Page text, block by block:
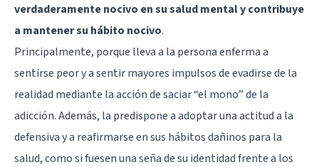
verdaderamente nocivo en su salud mental y contribuye
a mantener su hábito nocivo.
Principalmente, porque lleva a la persona enferma a
sentirse peor y a sentir mayores impulsos de evadirse de la
realidad mediante la acción de saciar “el mono” de la
adicción. Además, la predispone a adoptar una actitud a la
defensiva y a reafirmarse en sus hábitos dañinos para la
salud, como si fuesen una seña de su identidad frente a los